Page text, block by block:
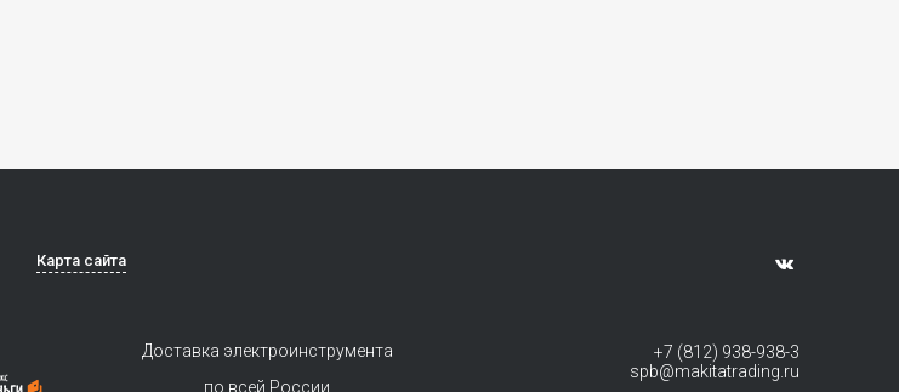
Карта сайта
Доставка электроинструмента
по всей России
+7 (812) 938-938-3
spb@makitatrading.ru